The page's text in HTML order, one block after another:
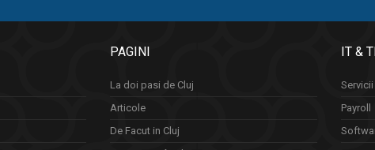
PAGINI
La doi pasi de Cluj
Articole
De Facut in Cluj
IT &
Servicii
Payroll